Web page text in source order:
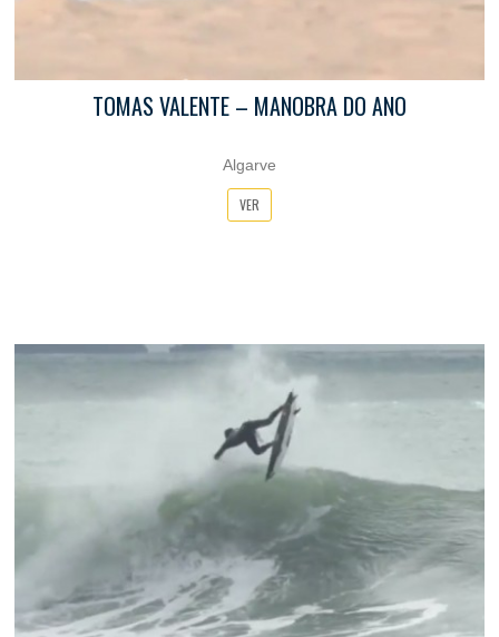
TOMAS VALENTE – MANOBRA DO ANO
Algarve
VER